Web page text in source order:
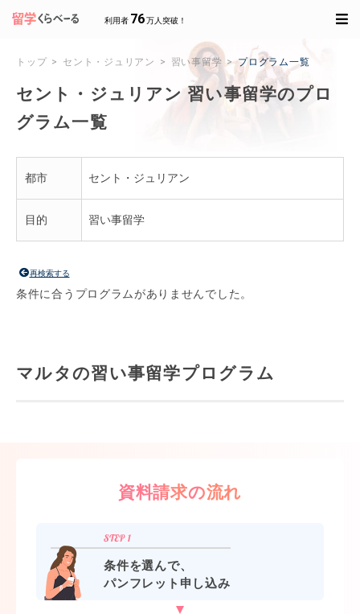
利用者 76万人突破！
トップ セント・ジュリアン 習い事留学 プログラム一覧
セント・ジュリアン 習い事留学のプロ
グラム一覧
都市 セント・ジュリアン
目的 習い事留学
再検索する
条件に合うプログラムがありませんでした。
マルタの習い事留学プログラム
資料請求の流れ
条件を選んで、
パンフレット申し込み